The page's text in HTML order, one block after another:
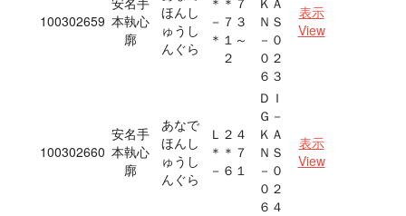
100302659 本執心
廓
ほんし
ゅうし
んぐら
－７３
＊１～
２
ＮＳ
－０
０２
６３
表示
View
100302660
安名手
本執心
廓
あなで
ほんし
ゅうし
んぐら
Ｌ２４
＊＊７
－６１
ＤＩ
Ｇ－
ＫＡ
ＮＳ
－０
０２
６４
表示
View